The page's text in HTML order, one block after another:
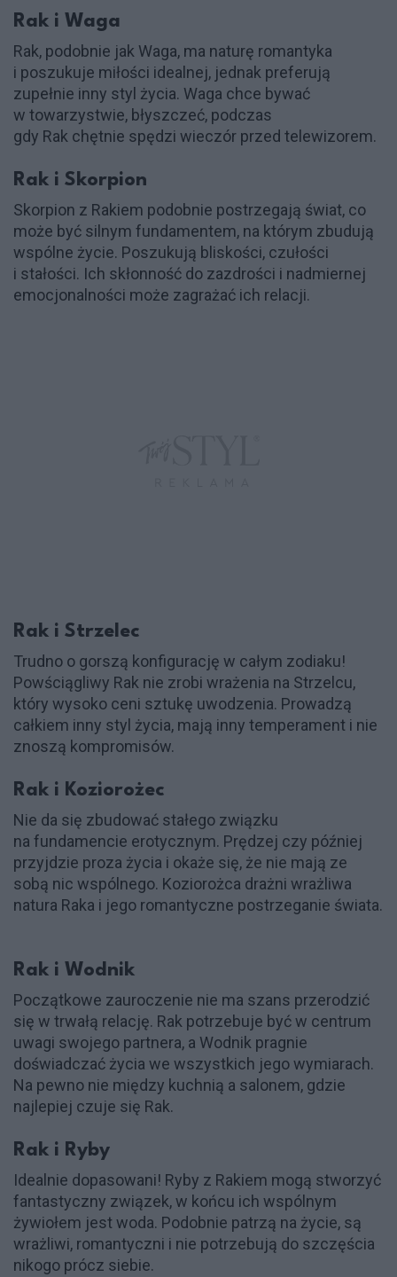
Rak i Waga
Rak, podobnie jak Waga, ma naturę romantyka
i poszukuje miłości idealnej, jednak preferują
zupełnie inny styl życia. Waga chce bywać
w towarzystwie, błyszczeć, podczas
gdy Rak chętnie spędzi wieczór przed telewizorem.
Rak i Skorpion
Skorpion z Rakiem podobnie postrzegają świat, co
może być silnym fundamentem, na którym zbudują
wspólne życie. Poszukują bliskości, czułości
i stałości. Ich skłonność do zazdrości i nadmiernej
emocjonalności może zagrażać ich relacji.
Rak i Strzelec
Trudno o gorszą konfigurację w całym zodiaku!
Powściągliwy Rak nie zrobi wrażenia na Strzelcu,
który wysoko ceni sztukę uwodzenia. Prowadzą
całkiem inny styl życia, mają inny temperament i nie
znoszą kompromisów.
Rak i Koziorożec
Nie da się zbudować stałego związku
na fundamencie erotycznym. Prędzej czy później
przyjdzie proza życia i okaże się, że nie mają ze
sobą nic wspólnego. Koziorożca drażni wrażliwa
natura Raka i jego romantyczne postrzeganie świata.
Rak i Wodnik
Początkowe zauroczenie nie ma szans przerodzić
się w trwałą relację. Rak potrzebuje być w centrum
uwagi swojego partnera, a Wodnik pragnie
doświadczać życia we wszystkich jego wymiarach.
Na pewno nie między kuchnią a salonem, gdzie
najlepiej czuje się Rak.
Rak i Ryby
Idealnie dopasowani! Ryby z Rakiem mogą stworzyć
fantastyczny związek, w końcu ich wspólnym
żywiołem jest woda. Podobnie patrzą na życie, są
wrażliwi, romantyczni i nie potrzebują do szczęścia
nikogo prócz siebie.